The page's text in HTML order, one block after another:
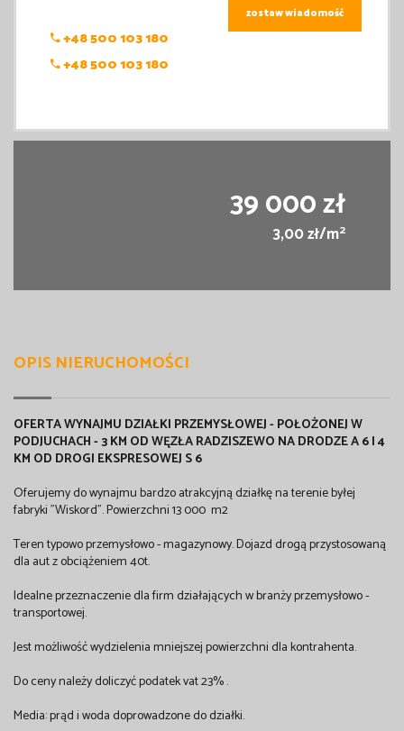
+48 500 103 180
+48 500 103 180
zostaw wiadomość
39 000 zł
3,00 zł/m2
OPIS NIERUCHOMOŚCI
OFERTA WYNAJMU DZIAŁKI PRZEMYSŁOWEJ - POŁOŻONEJ W
PODJUCHACH - 3 KM OD WĘZŁA RADZISZEWO NA DRODZE A 6 I 4
KM OD DROGI EKSPRESOWEJ S 6
Oferujemy do wynajmu bardzo atrakcyjną działkę na terenie byłej
fabryki "Wiskord". Powierzchni 13 000 m2
Teren typowo przemysłowo - magazynowy. Dojazd drogą przystosowaną
dla aut z obciążeniem 40t.
Idealne przeznaczenie dla firm działających w branży przemysłowo -
transportowej.
Jest możliwość wydzielenia mniejszej powierzchni dla kontrahenta.
Do ceny należy doliczyć podatek vat 23% .
Media: prąd i woda doprowadzone do działki.